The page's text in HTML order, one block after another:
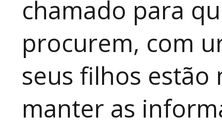
chamado para
procurem, com
seus filhos
manter as